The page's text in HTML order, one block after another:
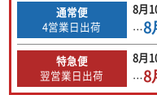
通常便
4営業日出荷
8月
…8
特急便
翌営業日出荷
8月
…8